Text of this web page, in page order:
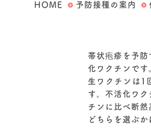
HOME 予防接種の案内
帯状疱疹を予
化ワクチンです
生ワクチンは1
す。不活化ワ
チンに比べ断然
どちらを選ぶか